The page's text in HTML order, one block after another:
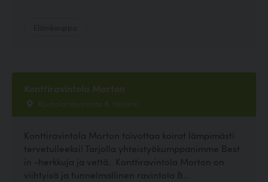
Konttiravintola Morton
Ruoholahdenranta 8, Helsinki
Konttiravintola Morton toivottaa koirat lämpimästi
tervetulleeksi! Tarjolla yhteistyökumppanimme Best
in -herkkuja ja vettä. Konttiravintola Morton on
viihtyisä ja tunnelmallinen ravintola &...